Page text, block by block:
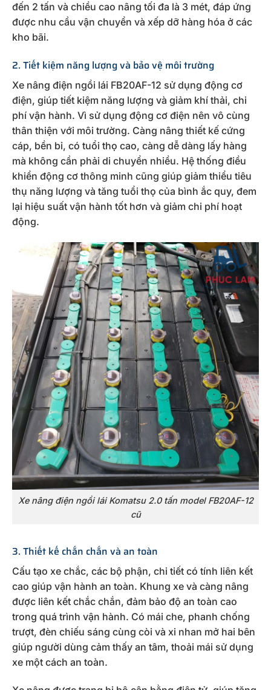
đến 2 tấn và chiều cao nâng tối đa là 3 mét, đáp ứng
được nhu cầu vận chuyển và xếp dỡ hàng hóa ở các
kho bãi.
2. Tiết kiệm năng lượng và bảo vệ môi trường
Xe nâng điện ngồi lái FB20AF-12 sử dụng động cơ
điện, giúp tiết kiệm năng lượng và giảm khí thải, chi
phí vận hành. Vì sử dụng động cơ điện nên vô cùng
thân thiện với môi trường. Càng nâng thiết kế cứng
cáp, bền bỉ, có tuổi thọ cao, càng dễ dàng lấy hàng
mà không cần phải di chuyển nhiều. Hệ thống điều
khiển động cơ thông minh cũng giúp giảm thiểu tiêu
thụ năng lượng và tăng tuổi thọ của bình ắc quy, đem
lại hiệu suất vận hành tốt hơn và giảm chi phí hoạt
động.
Xe nâng điện ngồi lái Komatsu 2.0 tấn model FB20AF-12
cũ
3. Thiết kế chắn chắn và an toàn
Cấu tạo xe chắc, các bộ phận, chi tiết có tính liên kết
cao giúp vận hành an toàn. Khung xe và càng nâng
được liên kết chắc chắn, đảm bảo độ an toàn cao
trong quá trình vận hành. Có mái che, phanh chống
trượt, đèn chiếu sáng cùng còi và xi nhan mở hai bên
giúp người dùng cảm thấy an tâm, thoải mái sử dụng
xe một cách an toàn.